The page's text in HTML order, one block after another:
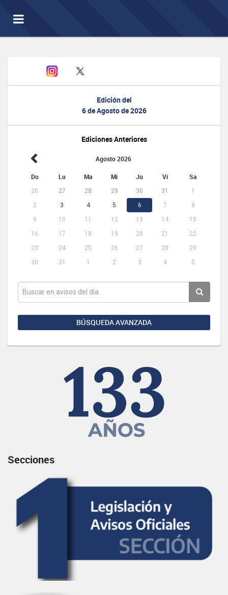
Toggle
navigation
Edición del
6 de Agosto de 2026
Ediciones Anteriores
Agosto 2026
Do Lu Ma Mi Ju Vi Sa
26 27 28 29 30 31
1
2
3 4 5 6 7
8
9
10 11 12 13 14
15
16
17 18 19 20 21
22
23
24 25 26 27 28
29
30
31 1 2 3 4 5
BÚSQUEDA AVANZADA
Secciones